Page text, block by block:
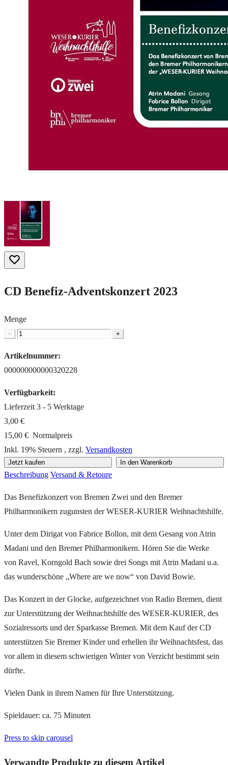
CD Benefiz-Adventskonzert 2023
Menge
− +
Artikelnummer:
000000000000320228
Verfügbarkeit:
Lieferzeit 3 - 5 Werktage
3,00 €
15,00 € Normalpreis
Inkl. 19% Steuern , zzgl. Versandkosten
Jetzt kaufen In den Warenkorb
Beschreibung Versand & Retoure
Das Benefizkonzert von Bremen Zwei und den Bremer
Philharmonikern zugunsten der WESER-KURIER Weihnachtshilfe.
Unter dem Dirigat von Fabrice Bollon, mit dem Gesang von Atrin
Madani und den Bremer Philharmonikern. Hören Sie die Werke
von Ravel, Korngold Bach sowie drei Songs mit Atrin Madani u.a.
das wunderschöne „Where are we now“ von David Bowie.
Das Konzert in der Glocke, aufgezeichnet von Radio Bremen, dient
zur Unterstützung der Weihnachtshilfe des WESER-KURIER, des
Sozialressorts und der Sparkasse Bremen. Mit dem Kauf der CD
unterstützen Sie Bremer Kinder und erhellen ihr Weihnachtsfest, das
vor allem in diesem schwierigen Winter von Verzicht bestimmt sein
dürfte.
Vielen Dank in ihrem Namen für Ihre Unterstützung.
Spieldauer: ca. 75 Minuten
Press to skip carousel
Verwandte Produkte zu diesem Artikel